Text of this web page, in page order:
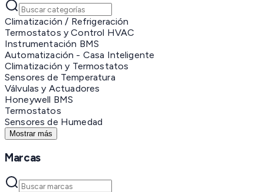
Climatización / Refrigeración
Termostatos y Control HVAC
Instrumentación BMS
Automatización - Casa Inteligente
Climatización y Termostatos
Sensores de Temperatura
Válvulas y Actuadores
Honeywell BMS
Termostatos
Sensores de Humedad
Mostrar más
Marcas